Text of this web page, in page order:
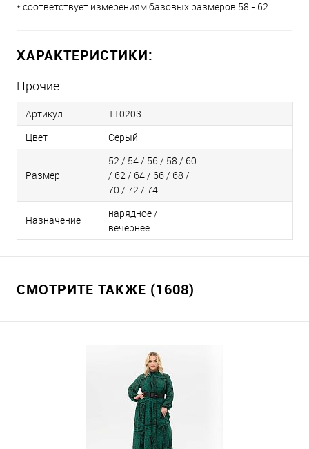
* соответствует измерениям базовых размеров 58 - 62
ХАРАКТЕРИСТИКИ:
Прочие
Артикул
110203
Цвет
Серый
Размер
52 / 54 / 56 / 58 / 60
/ 62 / 64 / 66 / 68 /
70 / 72 / 74
Назначение
нарядное /
вечернее
СМОТРИТЕ ТАКЖЕ (1608)